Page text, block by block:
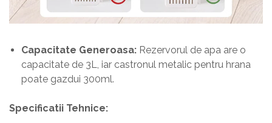
Capacitate Generoasa: Rezervorul de apa are o
capacitate de 3L, iar castronul metalic pentru hrana
poate gazdui 300ml.
Specificatii Tehnice: